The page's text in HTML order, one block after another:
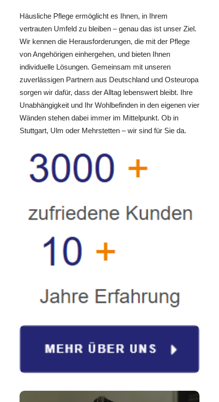
Häusliche Pflege ermöglicht es Ihnen, in Ihrem
vertrauten Umfeld zu bleiben – genau das ist unser Ziel.
Wir kennen die Herausforderungen, die mit der Pflege
von Angehörigen einhergehen, und bieten Ihnen
individuelle Lösungen. Gemeinsam mit unseren
zuverlässigen Partnern aus Deutschland und Osteuropa
sorgen wir dafür, dass der Alltag lebenswert bleibt. Ihre
Unabhängigkeit und Ihr Wohlbefinden in den eigenen vier
Wänden stehen dabei immer im Mittelpunkt. Ob in
Stuttgart, Ulm oder Mehrstetten – wir sind für Sie da.